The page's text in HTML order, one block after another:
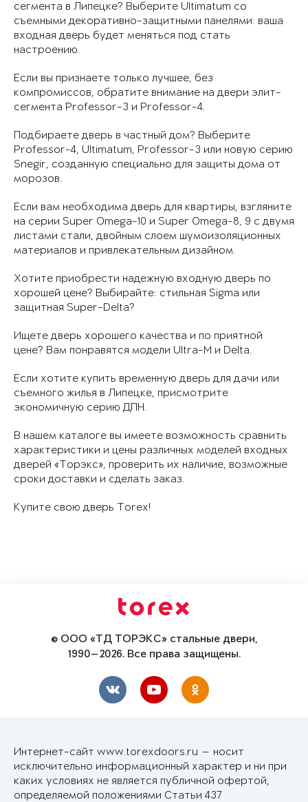
сегмента в Липецке? Выберите Ultimatum со
съемными декоративно-защитными панелями: ваша
входная дверь будет меняться под стать
настроению.
Если вы признаете только лучшее, без
компромиссов, обратите внимание на двери элит-
сегмента Professor-3 и Professor-4.
Подбираете дверь в частный дом? Выберите
Professor-4, Ultimatum, Professor-3 или новую серию
Snegir, созданную специально для защиты дома от
морозов.
Если вам необходима дверь для квартиры, взгляните
на серии Super Omega-10 и Super Omega-8, 9 с двумя
листами стали, двойным слоем шумоизоляционных
материалов и привлекательным дизайном.
Хотите приобрести надежную входную дверь по
хорошей цене? Выбирайте: стильная Sigma или
защитная Super-Delta?
Ищете дверь хорошего качества и по приятной
цене? Вам понравятся модели Ultra-M и Delta.
Если хотите купить временную дверь для дачи или
съемного жилья в Липецке, присмотрите
экономичную серию ДПН.
В нашем каталоге вы имеете возможность сравнить
характеристики и цены различных моделей входных
дверей «Торэкс», проверить их наличие, возможные
сроки доставки и сделать заказ.
Купите свою дверь Torex!
© ООО «ТД ТОРЭКС» стальные двери,
1990—2026. Все права защищены.
Интернет-сайт www.torexdoors.ru — носит
исключительно информационный характер и ни при
каких условиях не является публичной офертой,
определяемой положениями Статьи 437